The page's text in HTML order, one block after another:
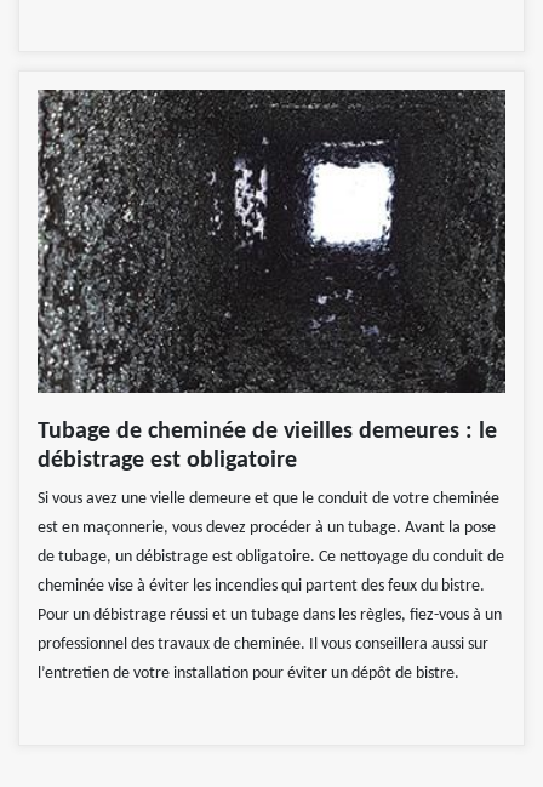
Tubage de cheminée de vieilles demeures : le
débistrage est obligatoire
Si vous avez une vielle demeure et que le conduit de votre cheminée
est en maçonnerie, vous devez procéder à un tubage. Avant la pose
de tubage, un débistrage est obligatoire. Ce nettoyage du conduit de
cheminée vise à éviter les incendies qui partent des feux du bistre.
Pour un débistrage réussi et un tubage dans les règles, fiez-vous à un
professionnel des travaux de cheminée. Il vous conseillera aussi sur
l’entretien de votre installation pour éviter un dépôt de bistre.